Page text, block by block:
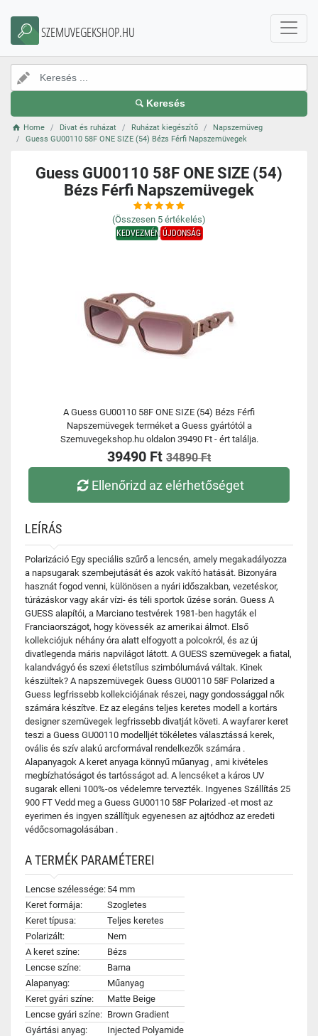
SZEMUVEGEKSHOP.HU
Keresés
Home Divat és ruházat Ruházat kiegészítő
Napszemüveg
Guess GU00110 58F ONE SIZE (54) Bézs Férfi Napszemüvegek
Guess GU00110 58F ONE SIZE (54)
Bézs Férfi Napszemüvegek
(Összesen 5 értékelés)
KEDVEZMÉNYÚJDONSÁG
A Guess GU00110 58F ONE SIZE (54) Bézs Férfi
Napszemüvegek terméket a Guess gyártótól a
Szemuvegekshop.hu oldalon 39490 Ft - ért találja.
39490 Ft 34890 Ft
Ellenőrizd az elérhetőséget
LEÍRÁS
Polarizáció Egy speciális szűrő a lencsén, amely megakadályozza
a napsugarak szembejutását és azok vakító hatását. Bizonyára
hasznát fogod venni, különösen a nyári időszakban, vezetéskor,
túrázáskor vagy akár vízi- és téli sportok űzése során. Guess A
GUESS alapítói, a Marciano testvérek 1981-ben hagyták el
Franciaországot, hogy kövessék az amerikai álmot. Első
kollekciójuk néhány óra alatt elfogyott a polcokról, és az új
divatlegenda máris napvilágot látott. A GUESS szemüvegek a fiatal,
kalandvágyó és szexi életstílus szimbólumává váltak. Kinek
készültek? A napszemüvegek Guess GU00110 58F Polarized a
Guess legfrissebb kollekciójának részei, nagy gondossággal nők
számára készítve. Ez az elegáns teljes keretes modell a kortárs
designer szemüvegek legfrissebb divatját követi. A wayfarer keret
teszi a Guess GU00110 modelljét tökéletes választássá kerek,
ovális és szív alakú arcformával rendelkezők számára .
Alapanyagok A keret anyaga könnyű műanyag , ami kivételes
megbízhatóságot és tartósságot ad. A lencséket a káros UV
sugarak elleni 100%-os védelemre tervezték. Ingyenes Szállítás 25
900 FT Vedd meg a Guess GU00110 58F Polarized -et most az
eyerimen és ingyen szállítjuk egyenesen az ajtódhoz az eredeti
védőcsomagolásában .
A TERMÉK PARAMÉTEREI
Lencse szélessége: 54 mm
Keret formája:
Szogletes
Keret típusa:
Teljes keretes
Polarizált:
Nem
A keret színe:
Bézs
Lencse színe:
Barna
Alapanyag:
Műanyag
Keret gyári színe:
Matte Beige
Lencse gyári színe: Brown Gradient
Gyártási anyag:
Injected Polyamide